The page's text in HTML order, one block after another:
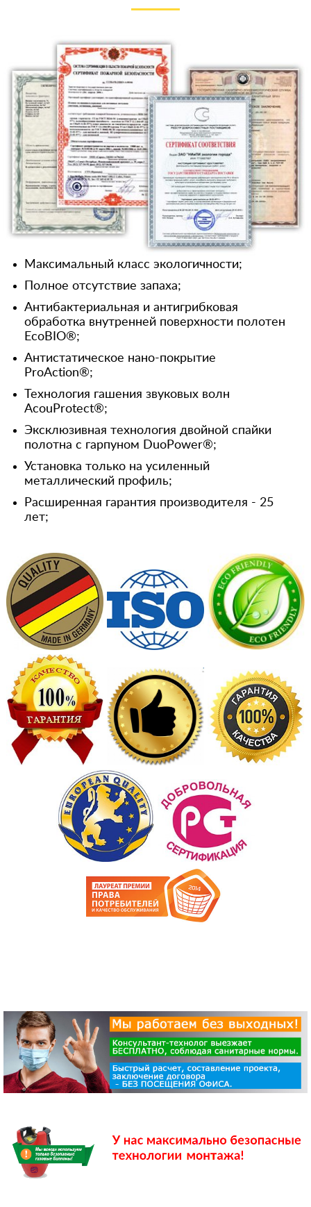
Максимальный класс экологичности;
Полное отсутствие запаха;
Антибактериальная и антигрибковая
обработка внутренней поверхности полотен
EcoBIO®;
Антистатическое нано-покрытие
ProAction®;
Технология гашения звуковых волн
AcouProtect®;
Эксклюзивная технология двойной спайки
полотна с гарпуном DuoPower®;
Установка только на усиленный
металлический профиль;
Расширенная гарантия производителя - 25
лет;